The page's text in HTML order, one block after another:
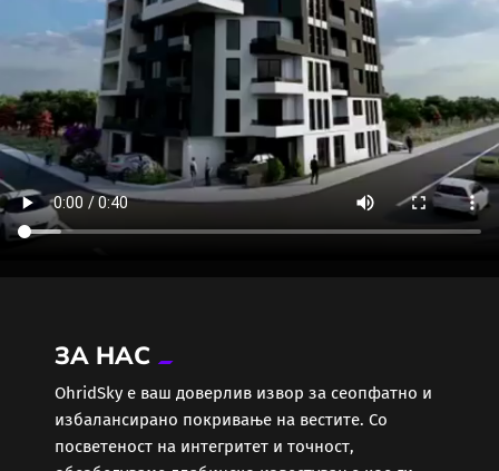
ЗА НАС
ОhridSky е ваш доверлив извор за сеопфатно и
избалансирано покривање на вестите. Со
посветеност на интегритет и точност,